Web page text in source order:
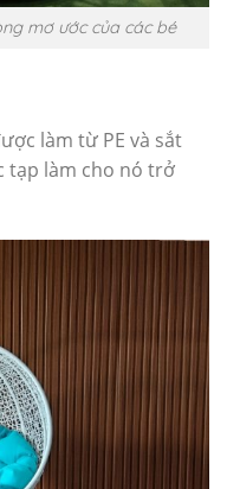
mơ ước của các bé
làm từ PE và sắt
tạp làm cho nó trở